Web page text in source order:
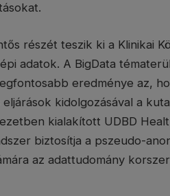
részét teszik ki a Klinikai
adatok. A BigData
eredménye az,
kidolgozásával a
kialakított UDBD
biztosítja a pszeudo-
az adattudomány